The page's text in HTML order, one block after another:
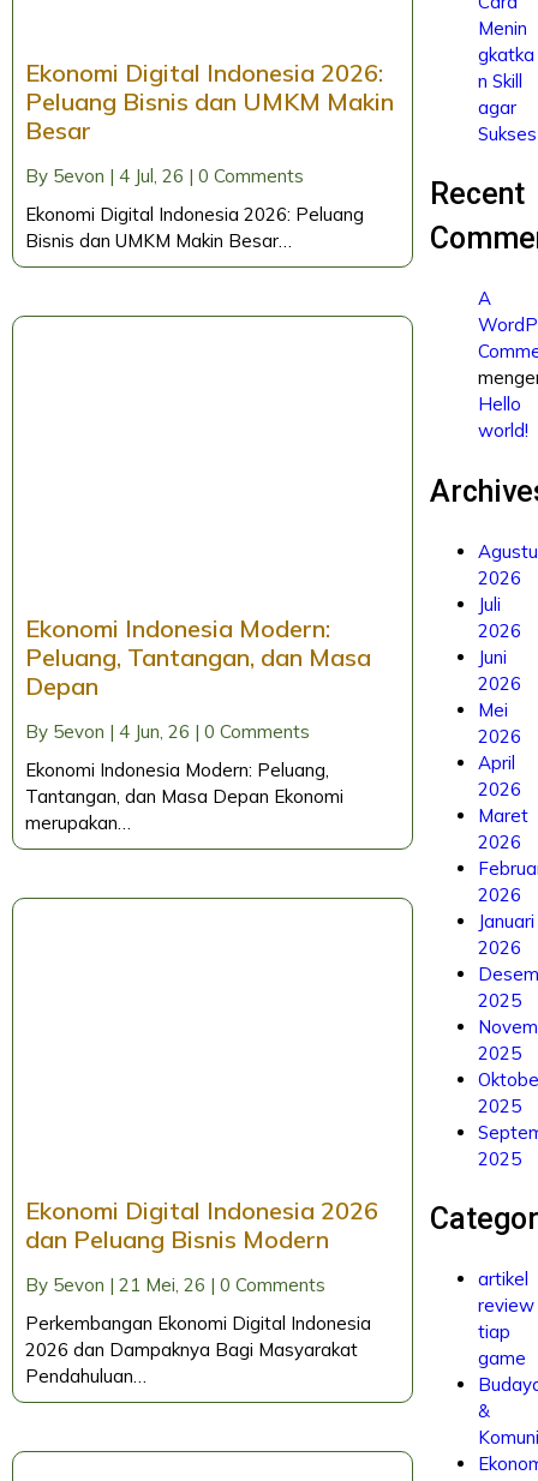
Ekonomi Digital Indonesia 2026:
Peluang Bisnis dan UMKM Makin
Besar
By 5evon | 4 Jul, 26 | 0 Comments
Ekonomi Digital Indonesia 2026: Peluang
Bisnis dan UMKM Makin Besar…
Ekonomi Indonesia Modern:
Peluang, Tantangan, dan Masa
Depan
By 5evon | 4 Jun, 26 | 0 Comments
Ekonomi Indonesia Modern: Peluang,
Tantangan, dan Masa Depan Ekonomi
merupakan…
Ekonomi Digital Indonesia 2026
dan Peluang Bisnis Modern
By 5evon | 21 Mei, 26 | 0 Comments
Perkembangan Ekonomi Digital Indonesia
2026 dan Dampaknya Bagi Masyarakat
Pendahuluan…
Menin
gkatka
n Skill
agar
Sukses
Recent
A
Hello
world!
2026
Juli
2026
Juni
2026
Mei
2026
April
2026
Maret
2026
2026
Januari
2026
2025
2025
2025
2025
artikel
review
tiap
game
&